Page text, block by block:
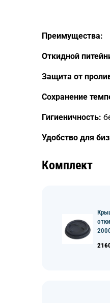
Преимущества:
Откидной
Защита от
Сохранение
Гигиеничность:
Удобство для
Комплект